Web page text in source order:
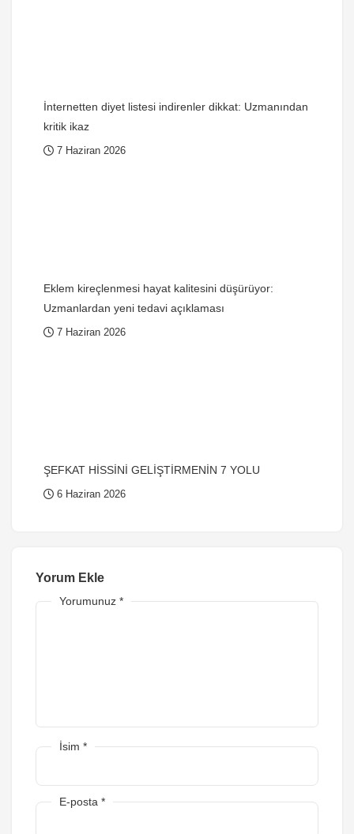
İnternetten diyet listesi indirenler dikkat: Uzmanından
kritik ikaz
7 Haziran 2026
Eklem kireçlenmesi hayat kalitesini düşürüyor:
Uzmanlardan yeni tedavi açıklaması
7 Haziran 2026
ŞEFKAT HİSSİNİ GELİŞTİRMENİN 7 YOLU
6 Haziran 2026
Yorum Ekle
Yorumunuz *
İsim *
E-posta *